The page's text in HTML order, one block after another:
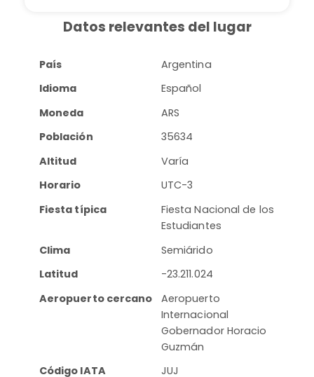
Datos relevantes del lugar
País
Argentina
Idioma
Español
Moneda
ARS
Población
35634
Altitud
Varía
Horario
UTC-3
Fiesta típica
Fiesta Nacional de los
Estudiantes
Clima
Semiárido
Latitud
-23.211.024
Aeropuerto cercano
Aeropuerto
Internacional
Gobernador Horacio
Guzmán
Código IATA
JUJ